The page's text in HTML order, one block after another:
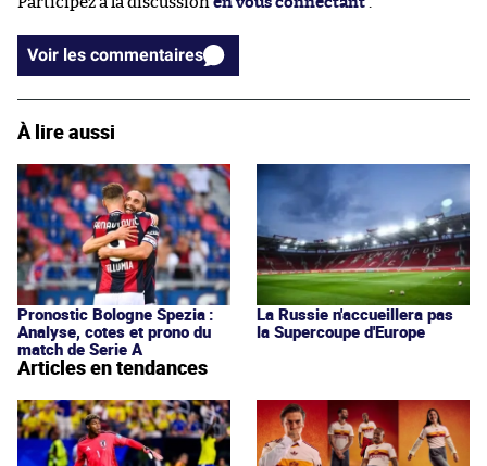
Voir les commentaires
À lire aussi
Pronostic Bologne Spezia :
Analyse, cotes et prono du
match de Serie A
La Russie n'accueillera pas
la Supercoupe d'Europe
Articles en tendances